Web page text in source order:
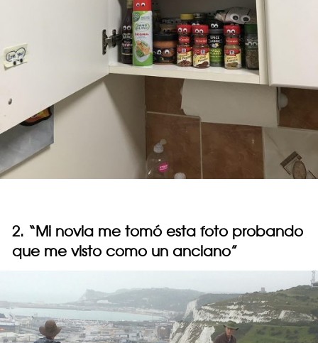
2. “Mi novia me tomó esta foto probando
que me visto como un anciano”